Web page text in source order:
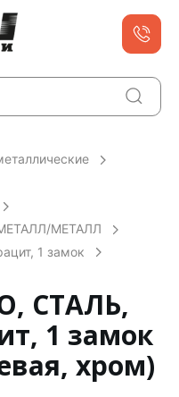
МЕТАЛЛ
1 замок
СТАЛЬ,
1 замок
хром)